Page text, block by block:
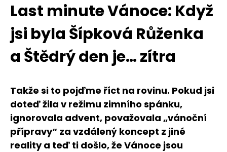
Last minute Vánoce: Když
jsi byla Šípková Růženka
a Štědrý den je… zítra
Takže si to pojďme říct na rovinu. Pokud jsi
doteď žila v režimu zimního spánku,
ignorovala advent, považovala „vánoční
přípravy“ za vzdálený koncept z jiné
reality a teď ti došlo, že Vánoce jsou